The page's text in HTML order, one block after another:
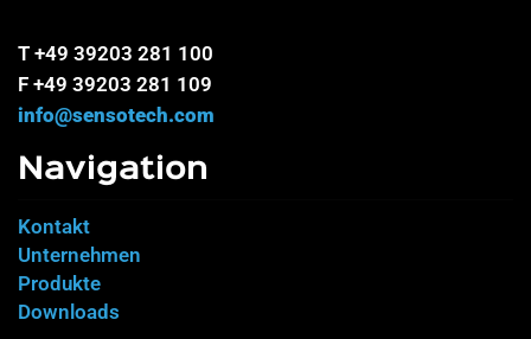
T +49 39203 281 100
F +49 39203 281 109
info@sensotech.com
Navigation
Kontakt
Unternehmen
Produkte
Downloads